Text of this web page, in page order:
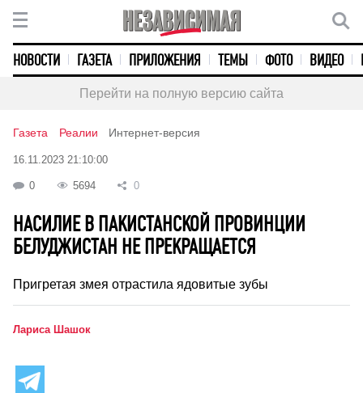
НОВОСТИ ГАЗЕТА ПРИЛОЖЕНИЯ ТЕМЫ ФОТО ВИДЕО
Перейти на полную версию сайта
Газета Реалии Интернет-версия
16.11.2023 21:10:00
0 5694 0
НАСИЛИЕ В ПАКИСТАНСКОЙ ПРОВИНЦИИ
БЕЛУДЖИСТАН НЕ ПРЕКРАЩАЕТСЯ
Пригретая змея отрастила ядовитые зубы
Лариса Шашок